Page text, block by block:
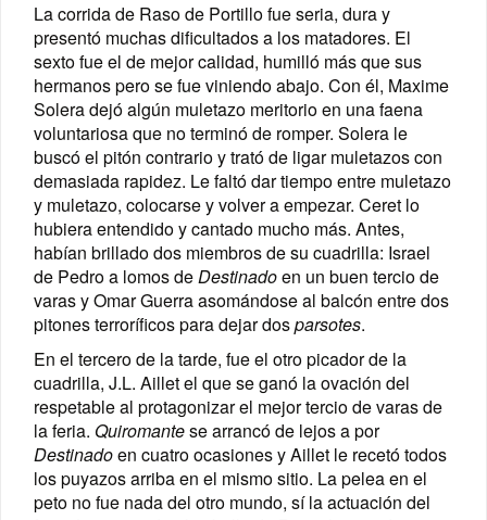
La corrida de Raso de Portillo fue seria, dura y
presentó muchas dificultados a los matadores. El
sexto fue el de mejor calidad, humilló más que sus
hermanos pero se fue viniendo abajo. Con él, Maxime
Solera dejó algún muletazo meritorio en una faena
voluntariosa que no terminó de romper. Solera le
buscó el pitón contrario y trató de ligar muletazos con
demasiada rapidez. Le faltó dar tiempo entre muletazo
y muletazo, colocarse y volver a empezar. Ceret lo
hubiera entendido y cantado mucho más. Antes,
habían brillado dos miembros de su cuadrilla: Israel
de Pedro a lomos deDestinadoen un buen tercio de
varas y Omar Guerra asomándose al balcón entre dos
pitones terroríficos para dejar dosparsotes.
En el tercero de la tarde, fue el otro picador de la
cuadrilla, J.L. Aillet el que se ganó la ovación del
respetable al protagonizar el mejor tercio de varas de
la feria. Quiromantese arrancó de lejos a por
Destinadoen cuatro ocasiones y Aillet le recetó todos
los puyazos arriba en el mismo sitio. La pelea en el
peto no fue nada del otro mundo, sí la actuación del